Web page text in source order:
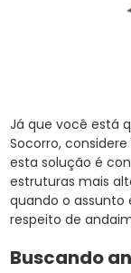
Já que você está
Socorro,
esta solução é
estruturas mais
quando o assunto
respeito de
Buscando